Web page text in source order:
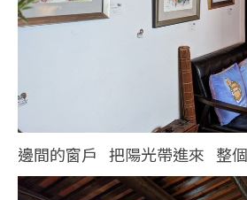
邊間的窗戶 把陽光帶進來 整